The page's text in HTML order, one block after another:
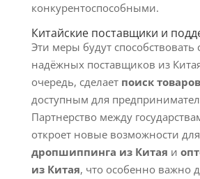
конкурентоспособными.
Китайские поставщики и
Эти меры будут способствовать
надёжных поставщиков из
очередь, сделает поиск
доступным для
Партнерство между
откроет новые возможности для
дропшиппинга из Китая и
из Китая, что особенно важно